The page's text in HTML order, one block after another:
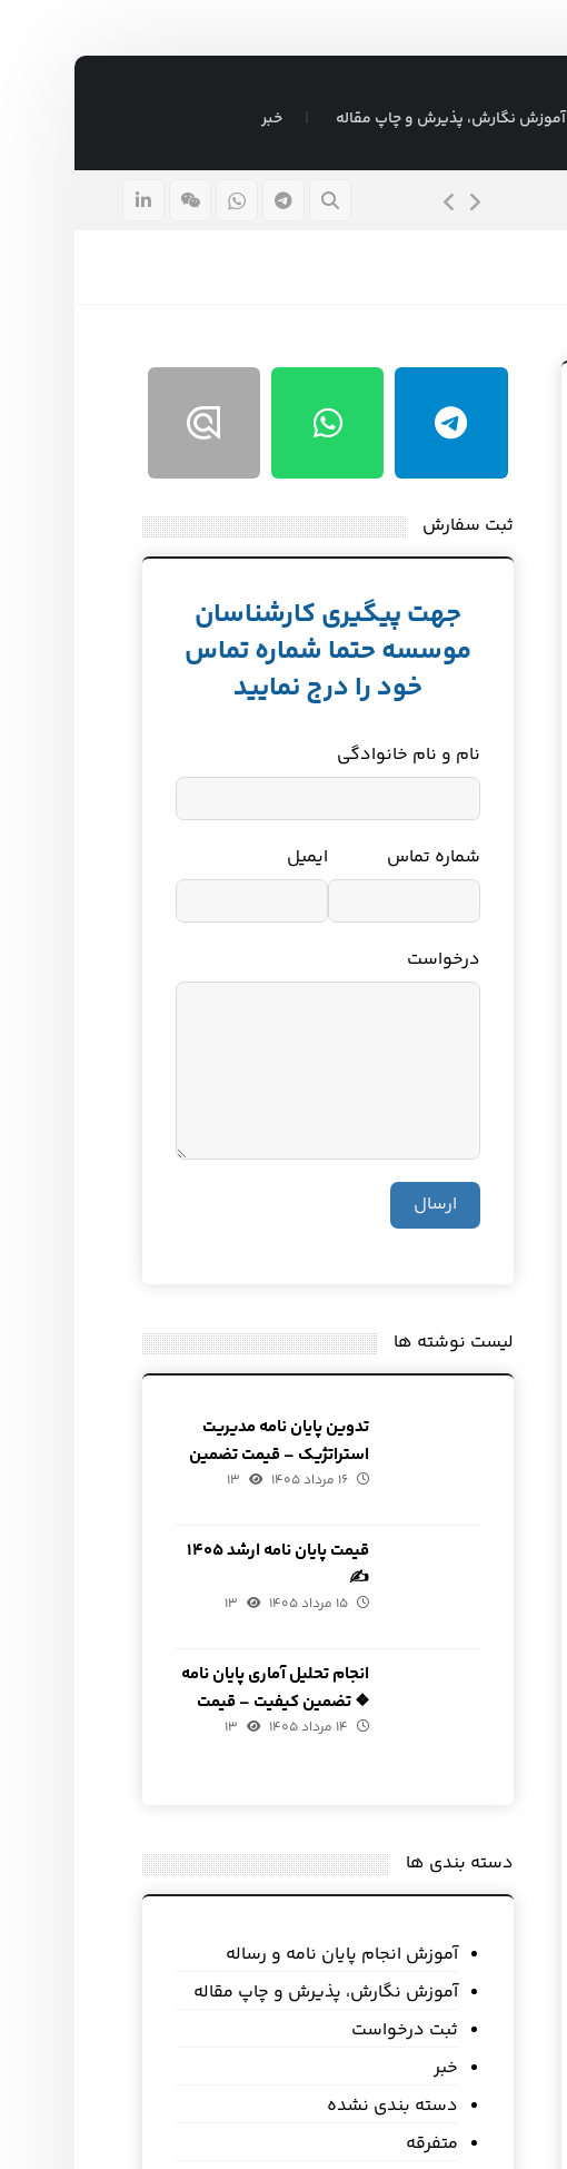
آموزش نگارش، پذیرش و چاپ مقاله خبر
قیمت پایان نامه ارشد ۱۴۰۵ ✍ ۱۵ مرداد ۱۴۰۵
ثبت سفارش
جهت پیگیری کارشناسان
موسسه حتما شماره تماس
خود را درج نمایید
نام و نام خانوادگی
شماره تماس ایمیل
درخواست
ارسال
لیست نوشته ها
تدوین پایان نامه مدیریت
استراتژیک – قیمت تضمین
شده
۱۶ مرداد ۱۴۰۵ ۱۳
قیمت پایان نامه ارشد ۱۴۰۵
✍
۱۵ مرداد ۱۴۰۵ ۱۳
انجام تحلیل آماری پایان نامه
❖ تضمین کیفیت – قیمت
مناسب
۱۴ مرداد ۱۴۰۵ ۱۳
دسته بندی ها
آموزش انجام پایان نامه و رساله
آموزش نگارش، پذیرش و چاپ مقاله
ثبت درخواست
خبر
دسته بندی نشده
متفرقه